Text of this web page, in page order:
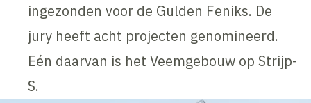
ingezonden voor de Gulden Feniks. De
jury heeft acht projecten genomineerd.
Eén daarvan is het Veemgebouw op Strijp-
S.